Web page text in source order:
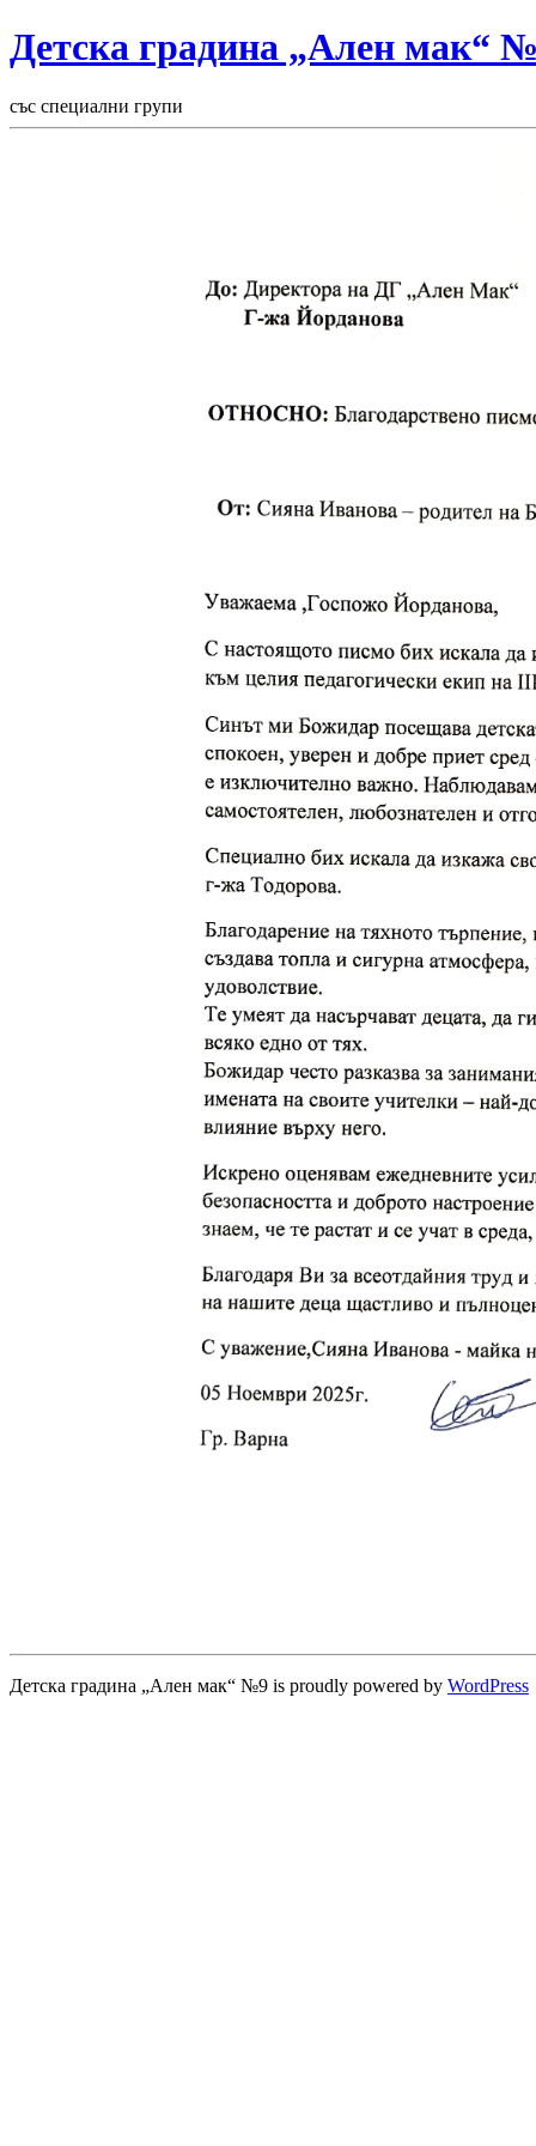
Детска градина „Ален мак“
със специални групи
Детска градина „Ален мак“ №9 is proudly powered by WordPress